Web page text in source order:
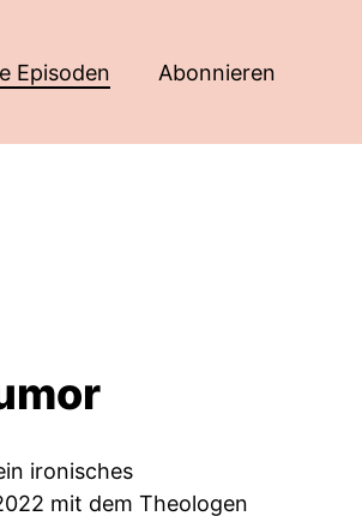
Episoden Abonnieren
ironisches
mit dem Theologen